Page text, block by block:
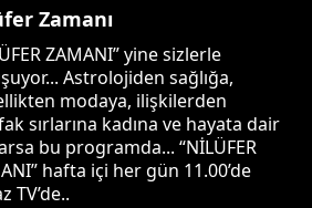
Zamanı
ZAMANI” yine sizlerle
Astrolojiden sağlığa,
modaya, ilişkilerden
sırlarına kadına ve hayata dair
bu programda... “NİLÜFER
hafta içi her gün 11.00’de
TV’de..